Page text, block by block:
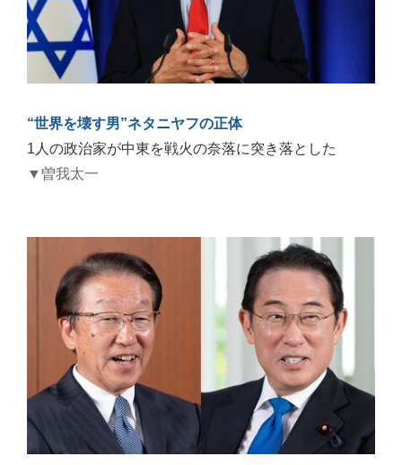
“世界を壊す男”ネタニヤフの正体
1人の政治家が中東を戦火の奈落に突き落とした
▼曽我太一